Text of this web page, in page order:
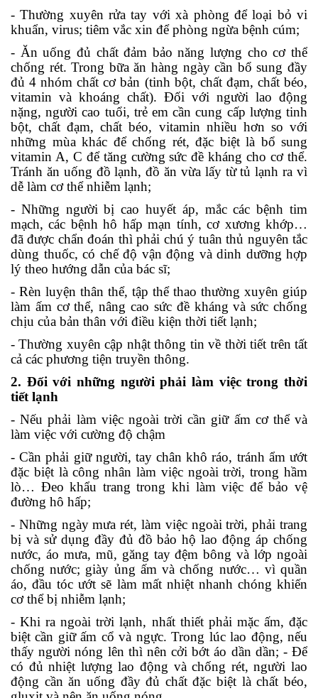
- Thường xuyên rửa tay với xà phòng để loại bỏ vi
khuẩn, virus; tiêm vắc xin để phòng ngừa bệnh cúm;
- Ăn uống đủ chất đảm bảo năng lượng cho cơ thể
chống rét. Trong bữa ăn hàng ngày cần bổ sung đầy
đủ 4 nhóm chất cơ bản (tinh bột, chất đạm, chất béo,
vitamin và khoáng chất). Đối với người lao động
nặng, người cao tuổi, trẻ em cần cung cấp lượng tinh
bột, chất đạm, chất béo, vitamin nhiều hơn so với
những mùa khác để chống rét, đặc biệt là bổ sung
vitamin A, C để tăng cường sức đề kháng cho cơ thể.
Tránh ăn uống đồ lạnh, đồ ăn vừa lấy từ tủ lạnh ra vì
dễ làm cơ thể nhiễm lạnh;
- Những người bị cao huyết áp, mắc các bệnh tim
mạch, các bệnh hô hấp mạn tính, cơ xương khớp…
đã được chẩn đoán thì phải chú ý tuân thủ nguyên tắc
dùng thuốc, có chế độ vận động và dinh dưỡng hợp
lý theo hướng dẫn của bác sĩ;
- Rèn luyện thân thể, tập thể thao thường xuyên giúp
làm ấm cơ thể, nâng cao sức đề kháng và sức chống
chịu của bản thân với điều kiện thời tiết lạnh;
- Thường xuyên cập nhật thông tin về thời tiết trên tất
cả các phương tiện truyền thông.
2. Đối với những người phải làm việc trong thời
tiết lạnh
- Nếu phải làm việc ngoài trời cần giữ ấm cơ thể và
làm việc với cường độ chậm
- Cần phải giữ người, tay chân khô ráo, tránh ẩm ướt
đặc biệt là công nhân làm việc ngoài trời, trong hầm
lò… Đeo khẩu trang trong khi làm việc để bảo vệ
đường hô hấp;
- Những ngày mưa rét, làm việc ngoài trời, phải trang
bị và sử dụng đầy đủ đồ bảo hộ lao động áp chống
nước, áo mưa, mũ, găng tay đệm bông và lớp ngoài
chống nước; giày ủng ấm và chống nước… vì quần
áo, đầu tóc ướt sẽ làm mất nhiệt nhanh chóng khiến
cơ thể bị nhiễm lạnh;
- Khi ra ngoài trời lạnh, nhất thiết phải mặc ấm, đặc
biệt cần giữ ấm cổ và ngực. Trong lúc lao động, nếu
thấy người nóng lên thì nên cởi bớt áo dần dần; - Để
có đủ nhiệt lượng lao động và chống rét, người lao
động cần ăn uống đầy đủ chất đặc biệt là chất béo,